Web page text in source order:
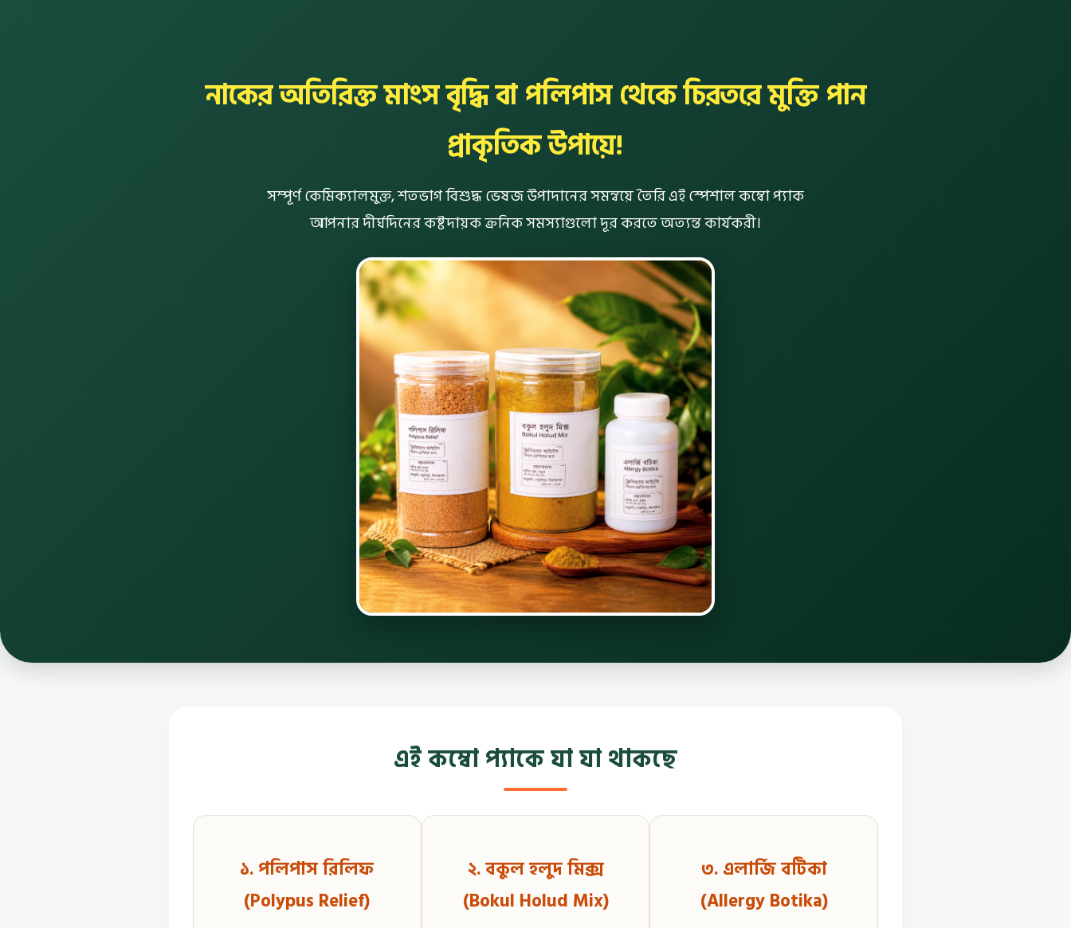
নাকের অতিরিক্ত মাংস বৃদ্ধি বা পলিপাস থেকে চিরতরে মুক্তি পান
প্রাকৃতিক উপায়ে!
সম্পূর্ণ কেমিক্যালমুক্ত, শতভাগ বিশুদ্ধ ভেষজ উপাদানের সমন্বয়ে তৈরি এই স্পেশাল কম্বো প্যাক
আপনার দীর্ঘদিনের কষ্টদায়ক ক্রনিক সমস্যাগুলো দূর করতে অত্যন্ত কার্যকরী।
এই কম্বো প্যাকে যা যা থাকছে
১. পলিপাস রিলিফ
(Polypus Relief)
২. বকুল হলুদ মিক্স
(Bokul Holud Mix)
৩. এলার্জি বটিকা
(Allergy Botika)